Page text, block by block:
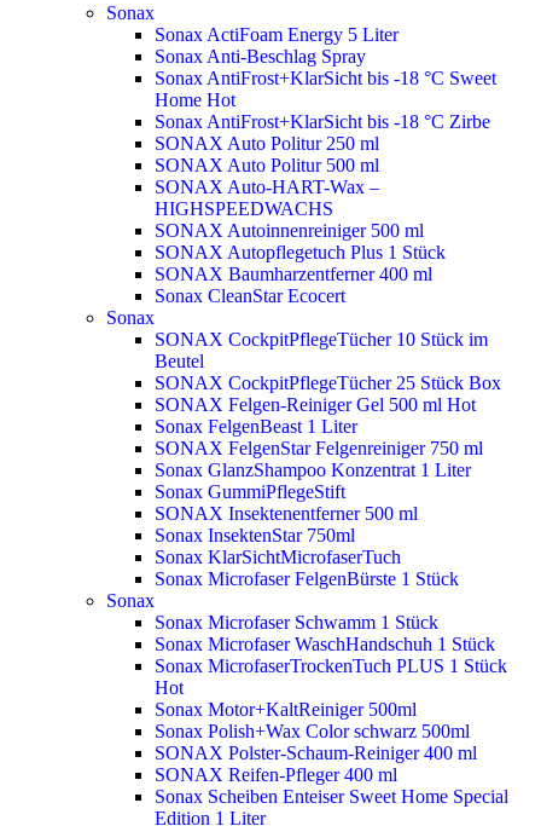
Sonax
Sonax ActiFoam Energy 5 Liter
Sonax Anti-Beschlag Spray
Sonax AntiFrost+KlarSicht bis -18 °C Sweet
Home Hot
Sonax AntiFrost+KlarSicht bis -18 °C Zirbe
SONAX Auto Politur 250 ml
SONAX Auto Politur 500 ml
SONAX Auto-HART-Wax –
HIGHSPEEDWACHS
SONAX Autoinnenreiniger 500 ml
SONAX Autopflegetuch Plus 1 Stück
SONAX Baumharzentferner 400 ml
Sonax CleanStar Ecocert
Sonax
SONAX CockpitPflegeTücher 10 Stück im
Beutel
SONAX CockpitPflegeTücher 25 Stück Box
SONAX Felgen-Reiniger Gel 500 ml Hot
Sonax FelgenBeast 1 Liter
SONAX FelgenStar Felgenreiniger 750 ml
Sonax GlanzShampoo Konzentrat 1 Liter
Sonax GummiPflegeStift
SONAX Insektenentferner 500 ml
Sonax InsektenStar 750ml
Sonax KlarSichtMicrofaserTuch
Sonax Microfaser FelgenBürste 1 Stück
Sonax
Sonax Microfaser Schwamm 1 Stück
Sonax Microfaser WaschHandschuh 1 Stück
Sonax MicrofaserTrockenTuch PLUS 1 Stück
Hot
Sonax Motor+KaltReiniger 500ml
Sonax Polish+Wax Color schwarz 500ml
SONAX Polster-Schaum-Reiniger 400 ml
SONAX Reifen-Pfleger 400 ml
Sonax Scheiben Enteiser Sweet Home Special
Edition 1 Liter